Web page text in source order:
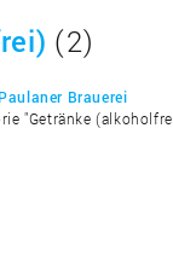
(2)
Brauerei
"Getränke